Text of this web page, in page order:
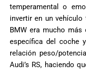
temperamental o
invertir en un
BMW era mucho
específica del coche
relación peso/
Audi’s RS, haciendo